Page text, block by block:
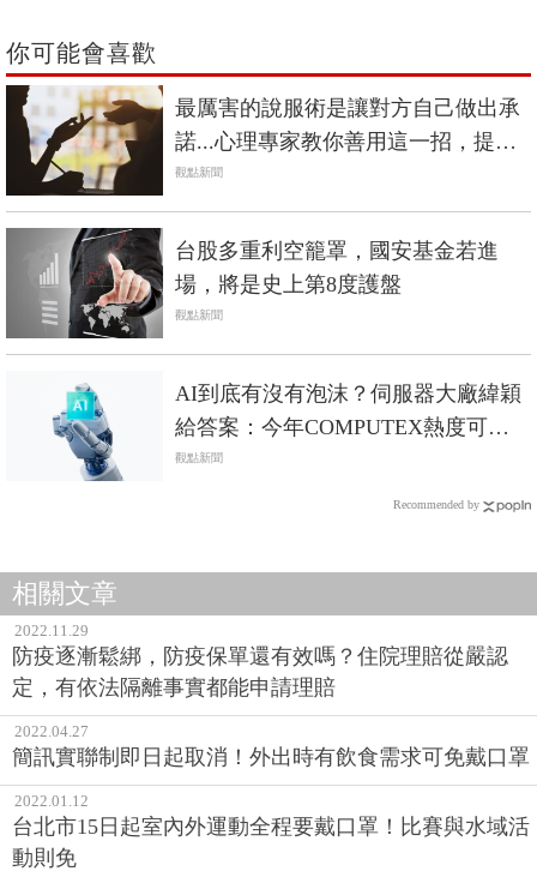
你可能會喜歡
最厲害的說服術是讓對方自己做出承
諾...心理專家教你善用這一招，提升
談判成功機會
觀點新聞
台股多重利空籠罩，國安基金若進
場，將是史上第8度護盤
觀點新聞
AI到底有沒有泡沫？伺服器大廠緯穎
給答案：今年COMPUTEX熱度可
期！
觀點新聞
Recommended by
相關文章
2022.11.29
防疫逐漸鬆綁，防疫保單還有效嗎？住院理賠從嚴認
定，有依法隔離事實都能申請理賠
2022.04.27
簡訊實聯制即日起取消！外出時有飲食需求可免戴口罩
2022.01.12
台北市15日起室內外運動全程要戴口罩！比賽與水域活
動則免